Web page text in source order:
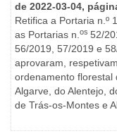
de 2022-03-04,
Retifica a Portaria n.º
as Portarias n. os 52/
56/2019, 57/2019 e
aprovaram,
ordenamento florestal
Algarve, do Alentejo,
de Trás-os-Montes e